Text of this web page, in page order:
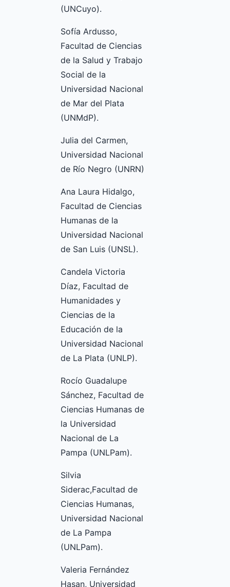
(UNCuyo).
Sofía Ardusso,
Facultad de Ciencias
de la Salud y Trabajo
Social de la
Universidad Nacional
de Mar del Plata
(UNMdP).
Julia del Carmen,
Universidad Nacional
de Río Negro (UNRN)
Ana Laura Hidalgo,
Facultad de Ciencias
Humanas de la
Universidad Nacional
de San Luis (UNSL).
Candela Victoria
Díaz, Facultad de
Humanidades y
Ciencias de la
Educación de la
Universidad Nacional
de La Plata (UNLP).
Rocío Guadalupe
Sánchez, Facultad de
Ciencias Humanas de
la Universidad
Nacional de La
Pampa (UNLPam).
Silvia
Siderac,Facultad de
Ciencias Humanas,
Universidad Nacional
de La Pampa
(UNLPam).
Valeria Fernández
Hasan, Universidad